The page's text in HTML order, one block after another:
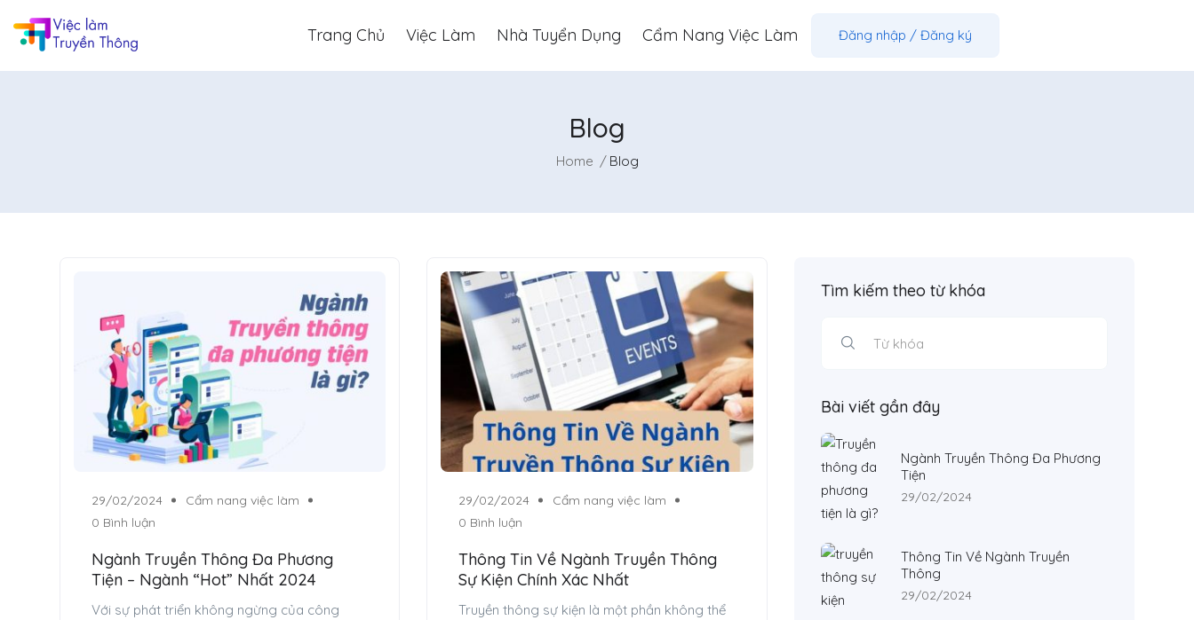
Trang Chủ Việc Làm Nhà Tuyển Dụng Cẩm Nang Việc Làm Đăng nhập / Đăng ký
Blog
Home Blog
29/02/2024
Cẩm nang việc làm
0 Bình luận
Ngành Truyền Thông Đa Phương
Tiện – Ngành “Hot” Nhất 2024
Với sự phát triển không ngừng của công
29/02/2024
Cẩm nang việc làm
0 Bình luận
Thông Tin Về Ngành Truyền Thông
Sự Kiện Chính Xác Nhất
Truyền thông sự kiện là một phần không thể
Tìm kiếm theo từ khóa
Bài viết gần đây
Ngành Truyền Thông Đa Phương
Tiện
29/02/2024
Thông Tin Về Ngành Truyền
Thông
29/02/2024